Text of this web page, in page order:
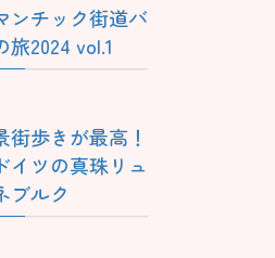
ンチック街道バ
旅2024 vol.1
街歩きが最高！
イツの真珠リュ
ブルク